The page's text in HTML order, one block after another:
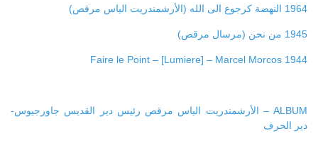
1964 النهضة كرجوع الى الله (الأرشمندريت الياس مرقص)
1945 من نحن (مرسال مرقص)
1944 Faire le Point – [Lumiere] – Marcel Morcos
ALBUM – الأرشمندريت الياس مرقص رئيس دير القديس جاورجيوس-
دير الحرف